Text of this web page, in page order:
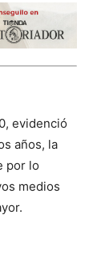
evidenció
años, la
por lo
medios